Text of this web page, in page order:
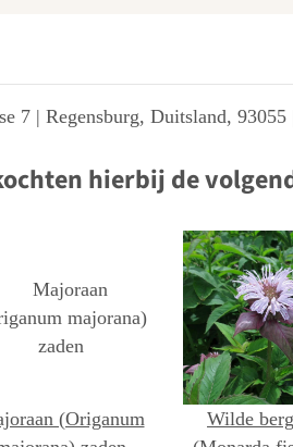
7 | Regensburg, Duitsland,
hierbij de
(Origanum
Wilde